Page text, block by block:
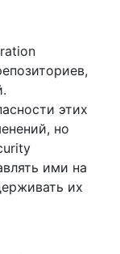
этих
но
ими на
их